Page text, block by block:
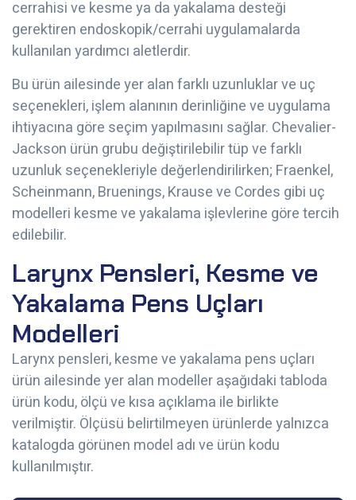
cerrahisi ve kesme ya da yakalama desteği
gerektiren endoskopik/cerrahi uygulamalarda
kullanılan yardımcı aletlerdir.
Bu ürün ailesinde yer alan farklı uzunluklar ve uç
seçenekleri, işlem alanının derinliğine ve uygulama
ihtiyacına göre seçim yapılmasını sağlar. Chevalier-
Jackson ürün grubu değiştirilebilir tüp ve farklı
uzunluk seçenekleriyle değerlendirilirken; Fraenkel,
Scheinmann, Bruenings, Krause ve Cordes gibi uç
modelleri kesme ve yakalama işlevlerine göre tercih
edilebilir.
Larynx Pensleri, Kesme ve
Yakalama Pens Uçları
Modelleri
Larynx pensleri, kesme ve yakalama pens uçları
ürün ailesinde yer alan modeller aşağıdaki tabloda
ürün kodu, ölçü ve kısa açıklama ile birlikte
verilmiştir. Ölçüsü belirtilmeyen ürünlerde yalnızca
katalogda görünen model adı ve ürün kodu
kullanılmıştır.